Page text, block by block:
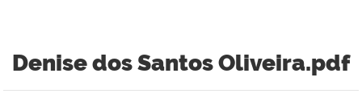
Denise dos Santos Oliveira.pdf